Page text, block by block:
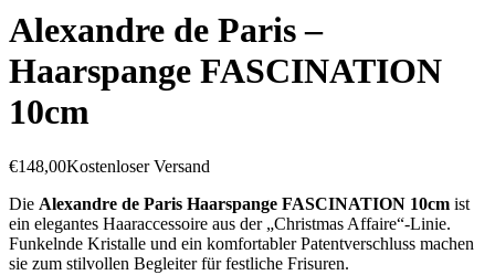
Alexandre de Paris –
Haarspange FASCINATION
10cm
€148,00Kostenloser Versand
Die Alexandre de Paris Haarspange FASCINATION 10cm ist
ein elegantes Haaraccessoire aus der „Christmas Affaire“-Linie.
Funkelnde Kristalle und ein komfortabler Patentverschluss machen
sie zum stilvollen Begleiter für festliche Frisuren.